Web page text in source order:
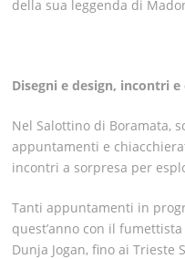
della sua leggenda di
Disegni e design, incontri
Nel Salottino di Boramata,
appuntamenti e
incontri a sorpresa per
Tanti appuntamenti in
quest’anno con il
Dunja Jogan, fino ai Trieste